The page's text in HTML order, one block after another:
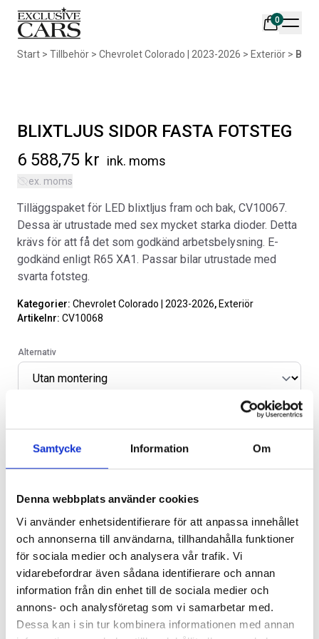
Samtycke Information Om
Denna webbplats använder cookies
Vi använder enhetsidentifierare för att anpassa innehållet
och annonserna till användarna, tillhandahålla funktioner
för sociala medier och analysera vår trafik. Vi
vidarebefordrar även sådana identifierare och annan
information från din enhet till de sociala medier och
annons- och analysföretag som vi samarbetar med.
Dessa kan i sin tur kombinera informationen med annan
0
Din varukorg är tom
MATTSVART
Artikelnr: RA0261
5 665kr
Välj alternativ
GUMMIMATTOR I CREWCAB
Artikelnr:RA0004
4 698kr
SVARTA RAM EMBLEM I
FRAMDÖRRAR
Artikelnr:RA0109
Välj alternativ
LACKSTIFT DIAMOND BLACK
PXJ
Lägg i varukorg
Start > Tillbehör > Chevrolet Colorado | 2023-2026 > Exteriör >
BLIXTLJUS SIDOR FASTA FOTSTEG
6 588,75 kr ink. moms
ex. moms
Tilläggspaket för LED blixtljus fram och bak, CV10067.
Dessa är utrustade med sex mycket starka dioder. Detta
krävs för att få det som godkänd arbetsbelysning. E-
godkänd enligt R65 XA1. Passar bilar utrustade med
svarta fotsteg.
Kategorier: Chevrolet Colorado | 2023-2026, Exteriör
Artikelnr: CV10068
Alternativ
Lägg i varukorg
avsedda för referens, den faktiska produkten kan skilja sig.
Original artikelnr:
Relaterade produkter